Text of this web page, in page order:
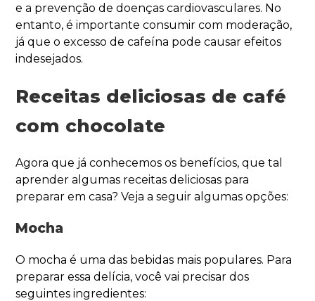
e a prevenção de doenças cardiovasculares. No
entanto, é importante consumir com moderação,
já que o excesso de cafeína pode causar efeitos
indesejados.
Receitas deliciosas de café
com chocolate
Agora que já conhecemos os benefícios, que tal
aprender algumas receitas deliciosas para
preparar em casa? Veja a seguir algumas opções:
Mocha
O mocha é uma das bebidas mais populares. Para
preparar essa delícia, você vai precisar dos
seguintes ingredientes: